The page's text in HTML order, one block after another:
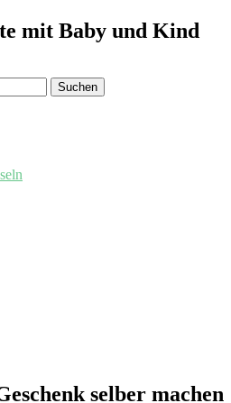
mit Baby und Kind
selber machen